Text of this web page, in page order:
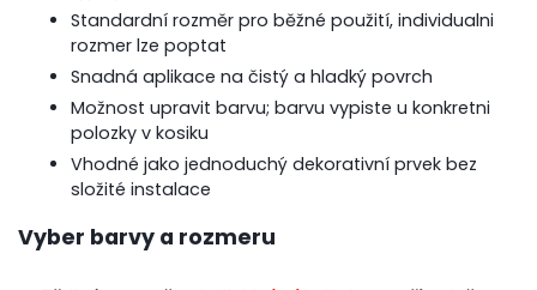
Standardní rozměr pro běžné použití, individualni
rozmer lze poptat
Snadná aplikace na čistý a hladký povrch
Možnost upravit barvu; barvu vypiste u konkretni
polozky v kosiku
Vhodné jako jednoduchý dekorativní prvek bez
složité instalace
Vyber barvy a rozmeru